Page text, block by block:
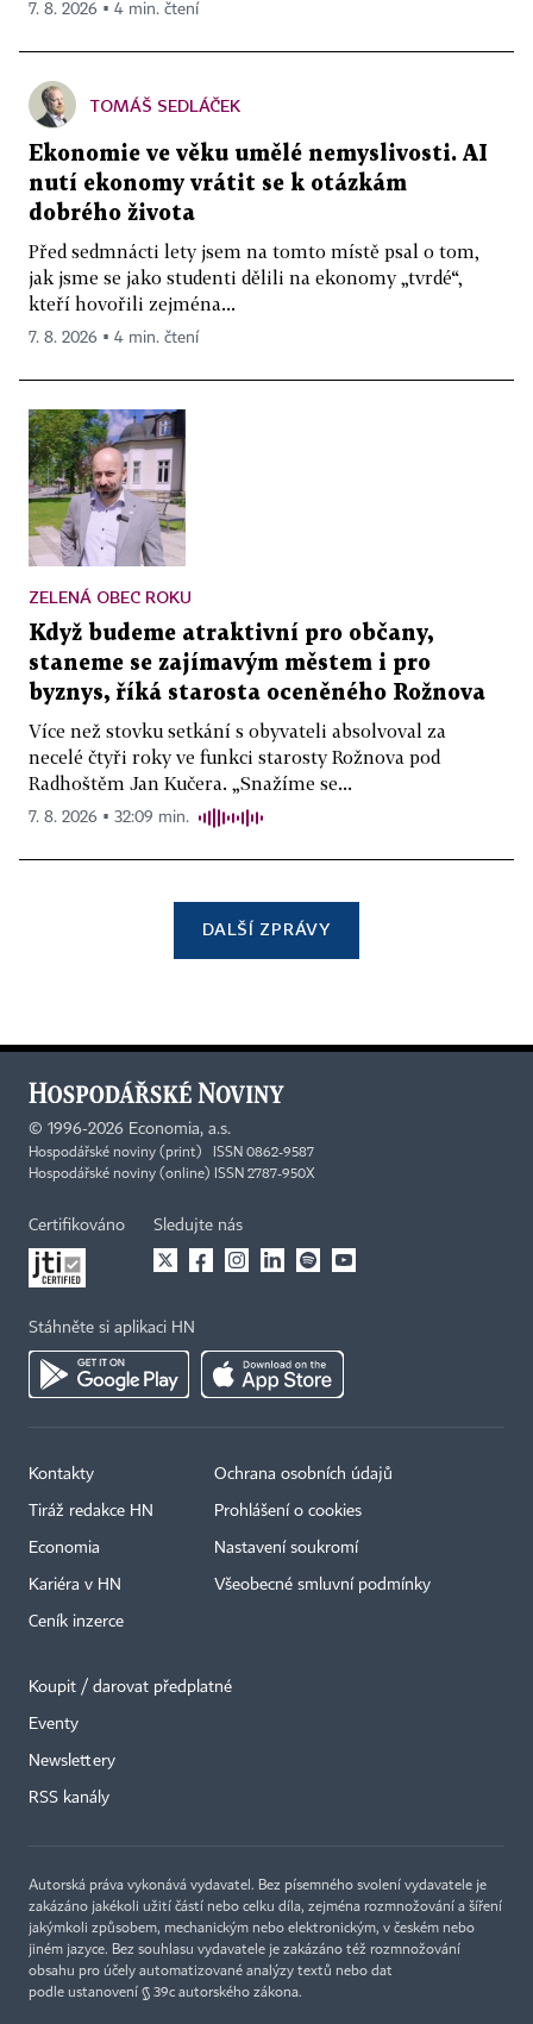
7. 8. 2026 ▪ 4 min. čtení
TOMÁŠ SEDLÁČEK
Ekonomie ve věku umělé nemyslivosti. AI
nutí ekonomy vrátit se k otázkám
dobrého života
Před sedmnácti lety jsem na tomto místě psal o tom,
jak jsme se jako studenti dělili na ekonomy „tvrdé“,
kteří hovořili zejména...
7. 8. 2026 ▪ 4 min. čtení
ZELENÁ OBEC ROKU
Když budeme atraktivní pro občany,
staneme se zajímavým městem i pro
byznys, říká starosta oceněného Rožnova
Více než stovku setkání s obyvateli absolvoval za
necelé čtyři roky ve funkci starosty Rožnova pod
Radhoštěm Jan Kučera. „Snažíme se...
7. 8. 2026 ▪ 32:09 min.
DALŠÍ ZPRÁVY
© 1996-2026 Economia, a.s.
Hospodářské noviny (print) ISSN 0862-9587
Hospodářské noviny (online) ISSN 2787-950X
Certifikováno Sledujte nás
Stáhněte si aplikaci HN
Kontakty
Tiráž redakce HN
Economia
Kariéra v HN
Ceník inzerce
Ochrana osobních údajů
Prohlášení o cookies
Nastavení soukromí
Všeobecné smluvní podmínky
Koupit / darovat předplatné
Eventy
Newslettery
RSS kanály
Autorská práva vykonává vydavatel. Bez písemného svolení vydavatele je
zakázáno jakékoli užití částí nebo celku díla, zejména rozmnožování a šíření
jakýmkoli způsobem, mechanickým nebo elektronickým, v českém nebo
jiném jazyce. Bez souhlasu vydavatele je zakázáno též rozmnožování
obsahu pro účely automatizované analýzy textů nebo dat
podle ustanovení § 39c autorského zákona.